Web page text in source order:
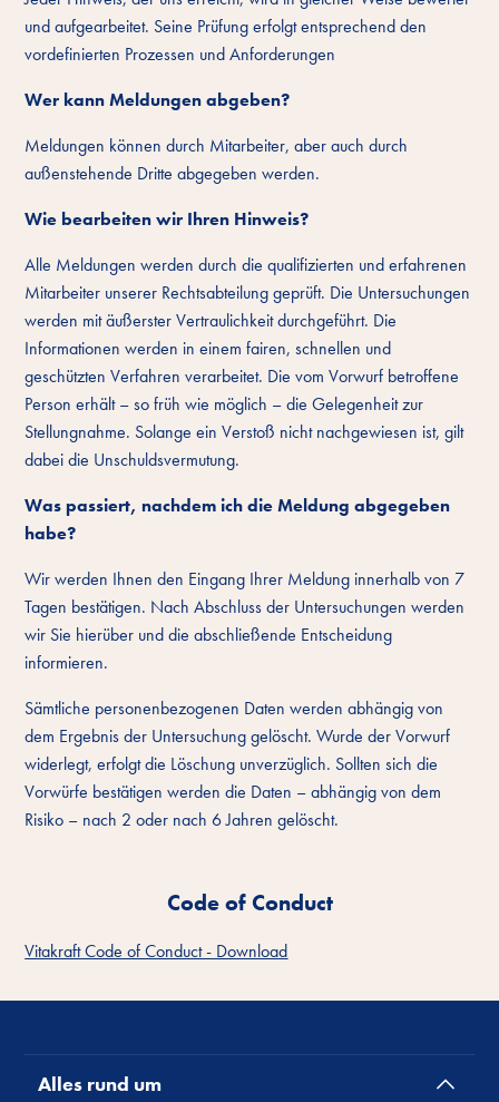
und aufgearbeitet. Seine Prüfung erfolgt entsprechend den
vordefinierten Prozessen und Anforderungen
Wer kann Meldungen abgeben?
Meldungen können durch Mitarbeiter, aber auch durch
außenstehende Dritte abgegeben werden.
Wie bearbeiten wir Ihren Hinweis?
Alle Meldungen werden durch die qualifizierten und erfahrenen
Mitarbeiter unserer Rechtsabteilung geprüft. Die Untersuchungen
werden mit äußerster Vertraulichkeit durchgeführt. Die
Informationen werden in einem fairen, schnellen und
geschützten Verfahren verarbeitet. Die vom Vorwurf betroffene
Person erhält – so früh wie möglich – die Gelegenheit zur
Stellungnahme. Solange ein Verstoß nicht nachgewiesen ist, gilt
dabei die Unschuldsvermutung.
Was passiert, nachdem ich die Meldung abgegeben
habe?
Wir werden Ihnen den Eingang Ihrer Meldung innerhalb von 7
Tagen bestätigen. Nach Abschluss der Untersuchungen werden
wir Sie hierüber und die abschließende Entscheidung
informieren.
Sämtliche personenbezogenen Daten werden abhängig von
dem Ergebnis der Untersuchung gelöscht. Wurde der Vorwurf
widerlegt, erfolgt die Löschung unverzüglich. Sollten sich die
Vorwürfe bestätigen werden die Daten – abhängig von dem
Risiko – nach 2 oder nach 6 Jahren gelöscht.
Code of Conduct
Vitakraft Code of Conduct - Download
Alles rund um